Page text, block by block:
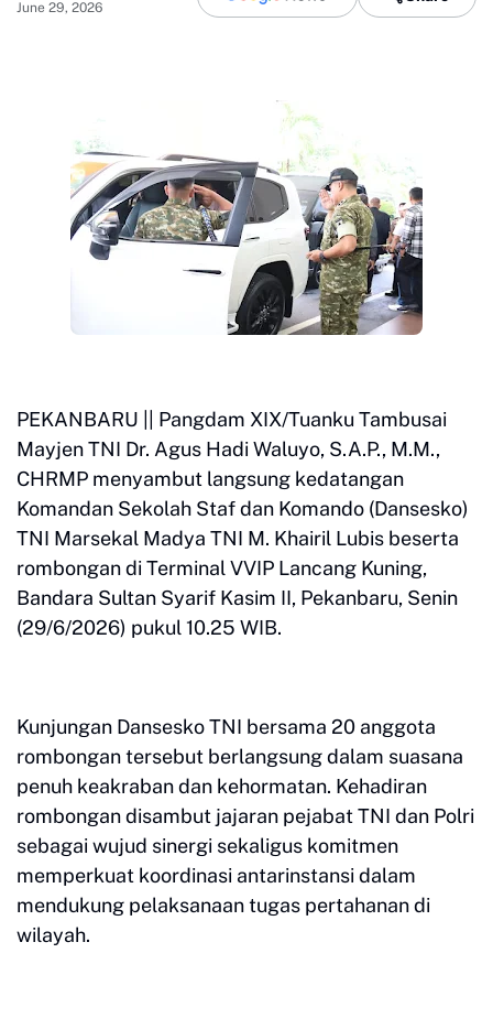
June 29, 2026
PEKANBARU || Pangdam XIX/Tuanku Tambusai
Mayjen TNI Dr. Agus Hadi Waluyo, S.A.P., M.M.,
CHRMP menyambut langsung kedatangan
Komandan Sekolah Staf dan Komando (Dansesko)
TNI Marsekal Madya TNI M. Khairil Lubis beserta
rombongan di Terminal VVIP Lancang Kuning,
Bandara Sultan Syarif Kasim II, Pekanbaru, Senin
(29/6/2026) pukul 10.25 WIB.
Kunjungan Dansesko TNI bersama 20 anggota
rombongan tersebut berlangsung dalam suasana
penuh keakraban dan kehormatan. Kehadiran
rombongan disambut jajaran pejabat TNI dan Polri
sebagai wujud sinergi sekaligus komitmen
memperkuat koordinasi antarinstansi dalam
mendukung pelaksanaan tugas pertahanan di
wilayah.